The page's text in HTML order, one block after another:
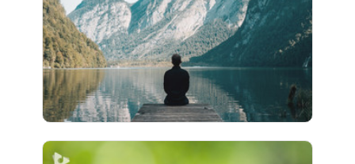
10 seguidores